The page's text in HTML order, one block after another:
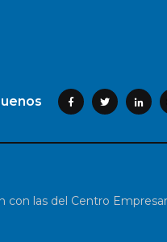
con las del Centro